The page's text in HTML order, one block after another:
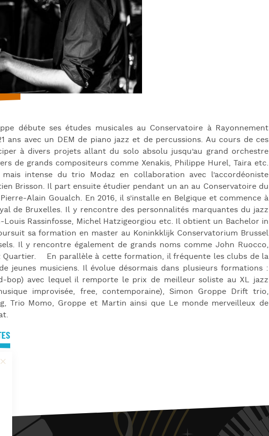
débute ses études musicales au Conservatoire à Rayonnement
ans avec un DEM de piano jazz et de percussions. Au cours de ces
à divers projets allant du solo absolu jusqu’au grand orchestre
de grands compositeurs comme Xenakis, Philippe Hurel, Taira etc.
intense du trio Modaz en collaboration avec l’accordéoniste
Brisson. Il part ensuite étudier pendant un an au Conservatoire du
Alain Goualch. En 2016, il s’installe en Belgique et commence à
de Bruxelles. Il y rencontre des personnalités marquantes du jazz
Louis Rassinfosse, Michel Hatzigeorgiou etc. Il obtient un Bachelor in
sa formation en master au Koninkklijk Conservatorium Brussel
Il y rencontre également de grands noms comme John Ruocco,
Quartier. En parallèle à cette formation, il fréquente les clubs de la
jeunes musiciens. Il évolue désormais dans plusieurs formations :
bop) avec lequel il remporte le prix de meilleur soliste au XL jazz
improvisée, free, contemporaine), Simon Groppe Drift trio,
Trio Momo, Groppe et Martin ainsi que Le monde merveilleux de